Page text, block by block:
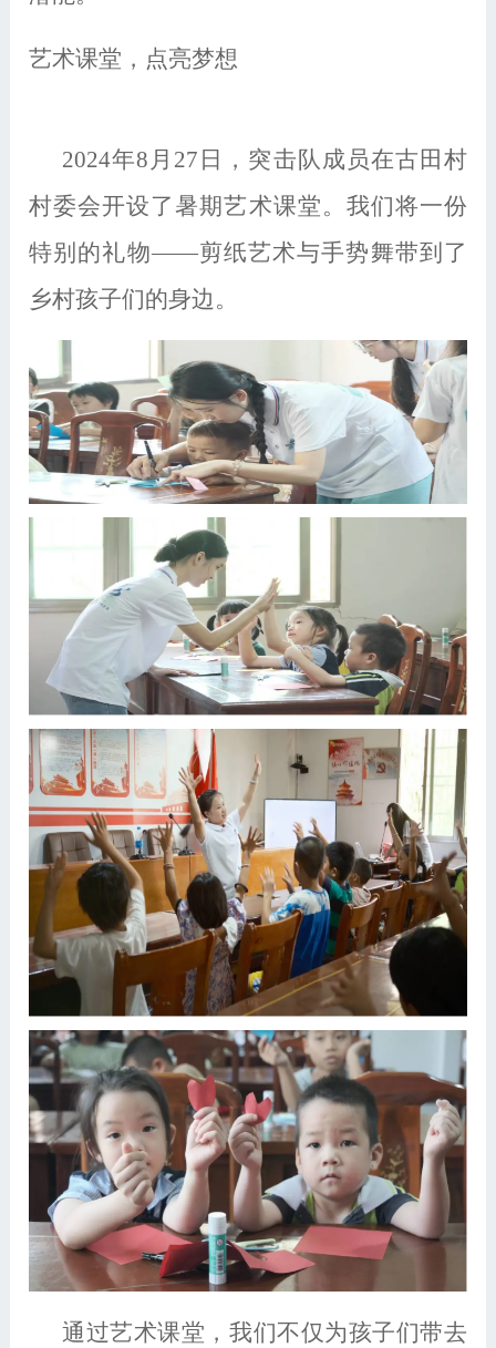
艺术课堂，点亮梦想
2024年8月27日，突击队成员在古田村
村委会开设了暑期艺术课堂。我们将一份
特别的礼物——剪纸艺术与手势舞带到了
乡村孩子们的身边。
通过艺术课堂，我们不仅为孩子们带去